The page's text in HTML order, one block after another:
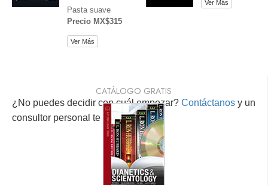
Pasta suave
Precio MX$315
Ver Más
Ver Más
¿No puedes decidir con cuál empezar? Contáctanos y un
consultor personal te ayudará.
CATÁLOGO GRATIS